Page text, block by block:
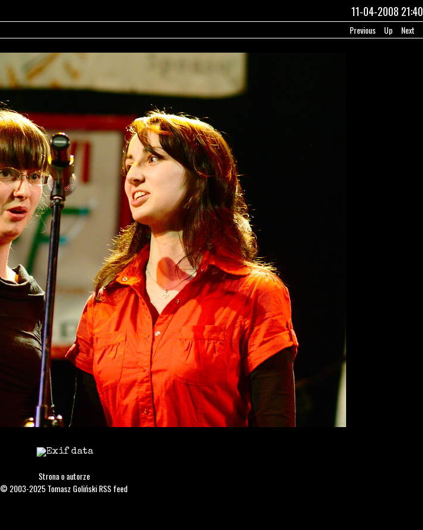
11-04-2008 21:40
Previous Up Next
Strona o autorze
© 2003-2025Tomasz GolińskiRSS feed